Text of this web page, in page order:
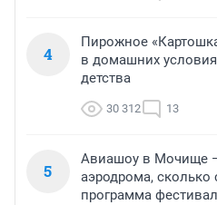
4
Пирожное
в домашних
детства
30 312 13
5
Авиашоу в Мочище —
аэродрома, сколько
программа